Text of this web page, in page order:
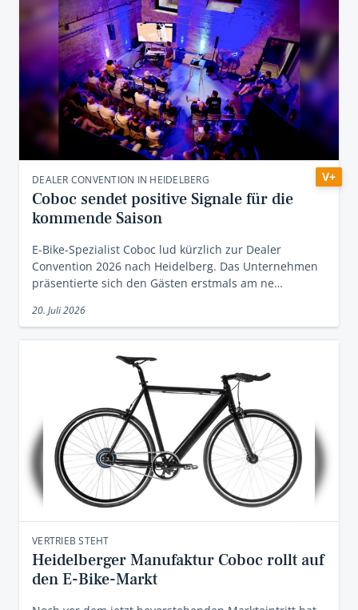
V+
DEALER CONVENTION IN HEIDELBERG
Coboc sendet positive Signale für die
kommende Saison
E-Bike-Spezialist Coboc lud kürzlich zur Dealer
Convention 2026 nach Heidelberg. Das Unternehmen
präsentierte sich den Gästen erstmals am ne…
20. Juli 2026
VERTRIEB STEHT
Heidelberger Manufaktur Coboc rollt auf
den E-Bike-Markt